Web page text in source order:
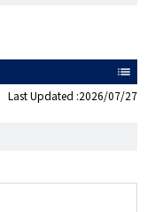
list
Last Updated :2026/07/27